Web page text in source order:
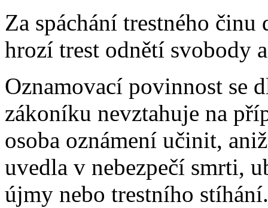
Za spáchání trestného
hrozí trest odnětí svobody
Oznamovací povinnost se
zákoníku nevztahuje na
osoba oznámení učinit,
uvedla v nebezpečí smrti,
újmy nebo trestního stíhání.